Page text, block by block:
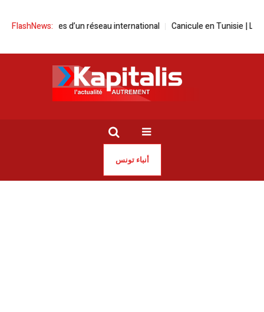
FlashNews:
d’un réseau international Canicule en Tunisie | Les
أنباء تونس